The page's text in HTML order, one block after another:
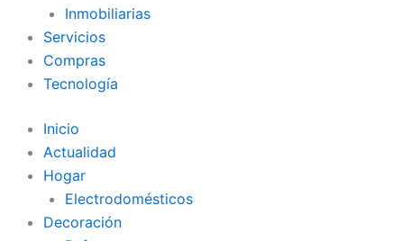
Inmobiliarias
Servicios
Compras
Tecnología
Inicio
Actualidad
Hogar
Electrodomésticos
Decoración